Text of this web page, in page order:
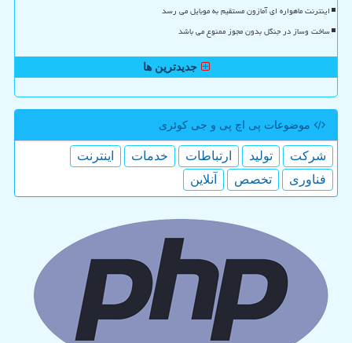
اینترنت ماهواره ای آمازون مستقیم به موبایل می رسد
ساخت وساز در جنگل بدون مجوز ممنوع می باشد
جدیدترین ها
موضوعات پی اچ پی و جی كوئری
شركت تولید ارتباطات خدمات
اینترنت
فناوری
تخصص آنلاین